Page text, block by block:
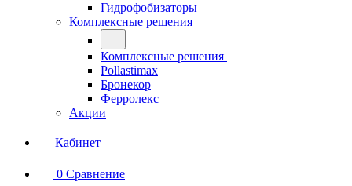
Гидрофобизаторы
Комплексные решения
Комплексные решения
Pollastimax
Бронекор
Ферролекс
Акции
Кабинет
0 Сравнение